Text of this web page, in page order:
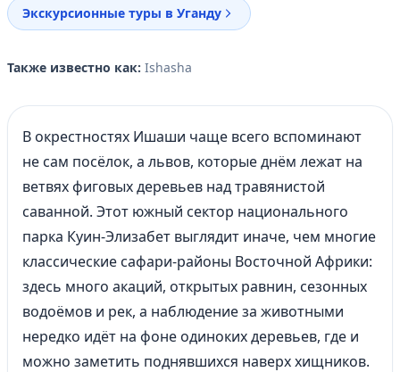
Экскурсионные туры в Уганду
Также известно как: Ishasha
В окрестностях Ишаши чаще всего вспоминают
не сам посёлок, а львов, которые днём лежат на
ветвях фиговых деревьев над травянистой
саванной. Этот южный сектор национального
парка Куин-Элизабет выглядит иначе, чем многие
классические сафари-районы Восточной Африки:
здесь много акаций, открытых равнин, сезонных
водоёмов и рек, а наблюдение за животными
нередко идёт на фоне одиноких деревьев, где и
можно заметить поднявшихся наверх хищников.